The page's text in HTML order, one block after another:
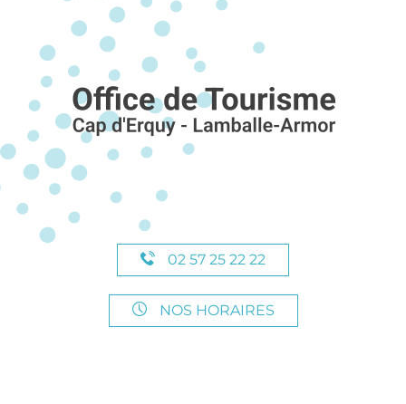
02 57 25 22 22
NOS HORAIRES